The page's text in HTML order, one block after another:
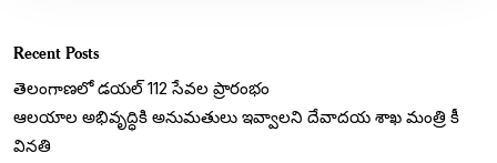
Recent Posts
తెలంగాణలో డయల్‌ 112 సేవల ప్రారంభం
ఆలయాల అభివృద్ధికి అనుమతులు ఇవ్వాలని దేవాదయ శాఖ మంత్రి కీ
వినతి